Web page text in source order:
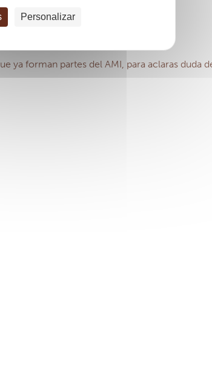
Personalizar
ya forman partes del AMI, para aclaras duda